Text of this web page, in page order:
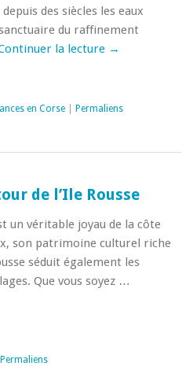
des siècles les eaux
du raffinement
la lecture →
en Corse| Permaliens
de l’Ile Rousse
un véritable joyau de la côte
son patrimoine culturel riche
séduit également les
Que vous soyez …
Permaliens